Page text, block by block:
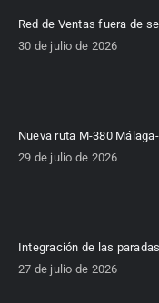
Red de Ventas fuera de
30 de julio de 2026
Nueva ruta M-380
29 de julio de 2026
Integración de las
27 de julio de 2026